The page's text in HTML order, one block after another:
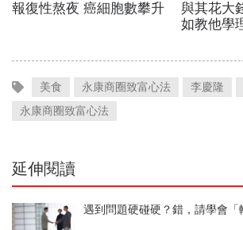
美食 永康商圈致富心法 李慶隆
永康商圈致富心法
延伸閱讀
遇到問題硬碰硬？錯，請學會「